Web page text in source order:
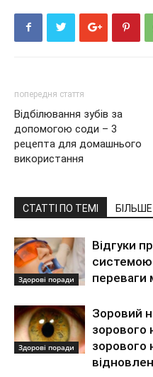
попередня стаття
Відбілювання зубів за
допомогою соди – 3
рецепта для домашнього
використання
СТАТТІ ПО ТЕМІ
Здорові поради
Відгуки
системою
переваги
Здорові поради
Зоровий
зорового
зорового